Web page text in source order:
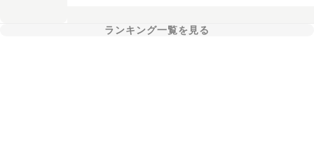
ランキング一覧を見る